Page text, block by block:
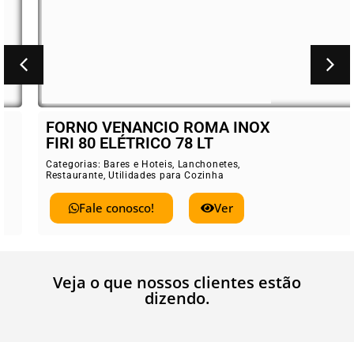
FORNO VENANCIO ROMA INOX
FIRI 80 ELÉTRICO 78 LT
Categorias:Bares e Hoteis,Lanchonetes,
Restaurante,Utilidades para Cozinha
Fale conosco! Ver
Veja o que nossos clientes estão
dizendo.